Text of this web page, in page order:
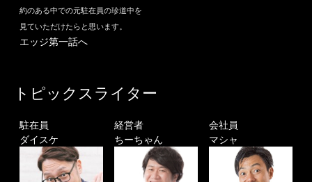
約のある中での元駐在員の珍道中を
見ていただけたらと思います。
エッジ第一話へ
トピックスライター
駐在員
ダイスケ
経営者
ちーちゃん
会社員
マシャ